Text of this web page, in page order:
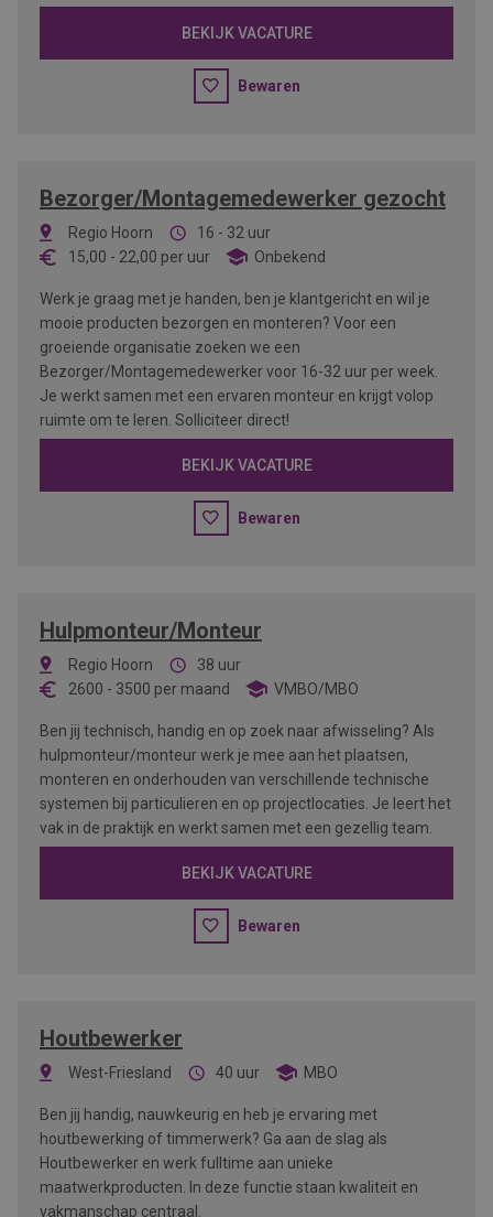
BEKIJK VACATURE
Bewaren
Bezorger/Montagemedewerker gezocht
Regio Hoorn
16 - 32 uur
15,00 - 22,00 per uur Onbekend
Werk je graag met je handen, ben je klantgericht en wil je
mooie producten bezorgen en monteren? Voor een
groeiende organisatie zoeken we een
Bezorger/Montagemedewerker voor 16-32 uur per week.
Je werkt samen met een ervaren monteur en krijgt volop
ruimte om te leren. Solliciteer direct!
BEKIJK VACATURE
Bewaren
Hulpmonteur/Monteur
Regio Hoorn
38 uur
2600 - 3500 per maand VMBO/MBO
Ben jij technisch, handig en op zoek naar afwisseling? Als
hulpmonteur/monteur werk je mee aan het plaatsen,
monteren en onderhouden van verschillende technische
systemen bij particulieren en op projectlocaties. Je leert het
vak in de praktijk en werkt samen met een gezellig team.
BEKIJK VACATURE
Bewaren
Houtbewerker
West-Friesland 40 uur MBO
Ben jij handig, nauwkeurig en heb je ervaring met
houtbewerking of timmerwerk? Ga aan de slag als
Houtbewerker en werk fulltime aan unieke
maatwerkproducten. In deze functie staan kwaliteit en
vakmanschap centraal.